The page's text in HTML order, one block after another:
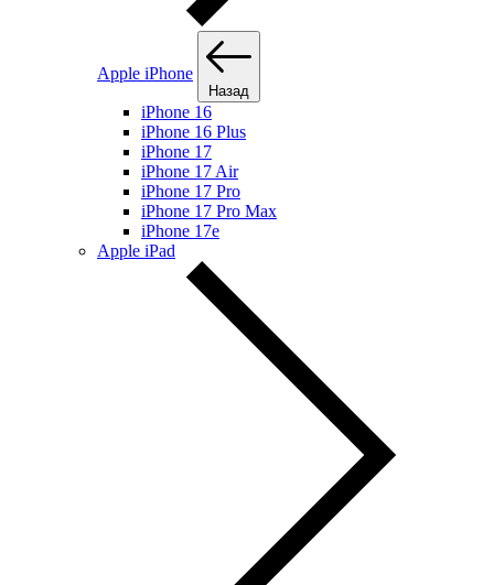
Apple iPhone
Назад
iPhone 16
iPhone 16 Plus
iPhone 17
iPhone 17 Air
iPhone 17 Pro
iPhone 17 Pro Max
iPhone 17e
Apple iPad